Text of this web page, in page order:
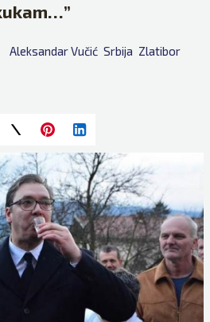
Aleksandar Vučić Srbija Zlatibor